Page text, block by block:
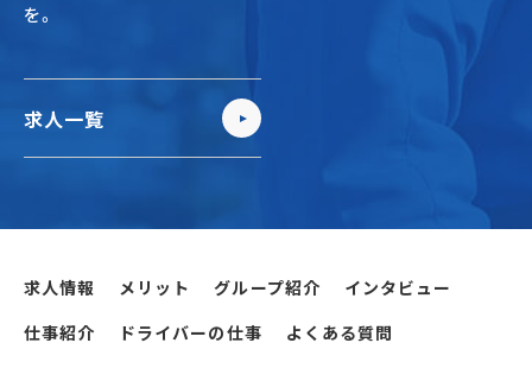
を。
求人一覧
求人情報 メリット グループ紹介
インタビュー
仕事紹介
ドライバーの仕事 よくある質問